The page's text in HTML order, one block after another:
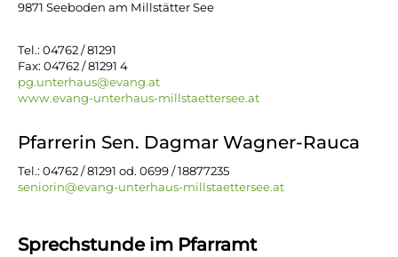
9871 Seeboden am Millstätter See
Tel.: 04762 / 81291
Fax: 04762 / 81291 4
pg.unterhaus@evang.at
www.evang-unterhaus-millstaettersee.at
Pfarrerin Sen. Dagmar Wagner-Rauca
Tel.: 04762 / 81291 od. 0699 / 18877235
seniorin@evang-unterhaus-millstaettersee.at
Sprechstunde im Pfarramt